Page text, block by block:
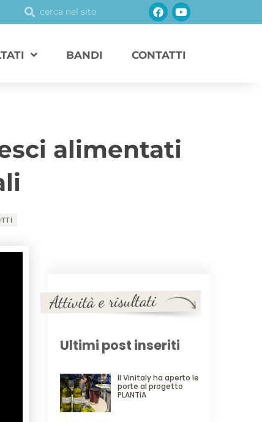
CercaCerca Facebook
Youtube
BANDI CONTATTI
alimentati
Ultimi post inseriti
Il Vinitaly ha aperto le
porte al progetto
PLANTìA